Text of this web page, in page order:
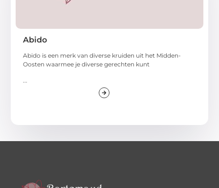
Abido
Abido is een merk van diverse kruiden uit het Midden-
Oosten waarmee je diverse gerechten kunt